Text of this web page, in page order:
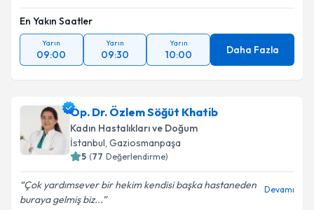
En Yakın Saatler
Yarın
09:00
Yarın
09:30
Yarın
10:00 Daha Fazla
Op. Dr. Özlem Söğüt Khatib
Kadın Hastalıkları ve Doğum
İstanbul, Gaziosmanpaşa
5 (77 Değerlendirme)
Çok yardımsever bir hekim kendisi başka hastaneden
buraya gelmiş biz...
Devamı